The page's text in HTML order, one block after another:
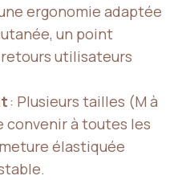
ergonomie adaptée
un point
utilisateurs
: Plusieurs tailles (M à
convenir à toutes les
élastiquée